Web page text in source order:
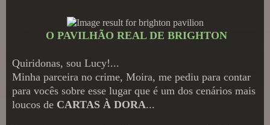
O PAVILHÃO REAL DE BRIGHTON
Quiridonas, sou Lucy!...
Minha parceira no crime, Moira, me pediu para contar
para vocês sobre esse lugar que é um dos cenários mais
loucos de CARTAS À DORA...